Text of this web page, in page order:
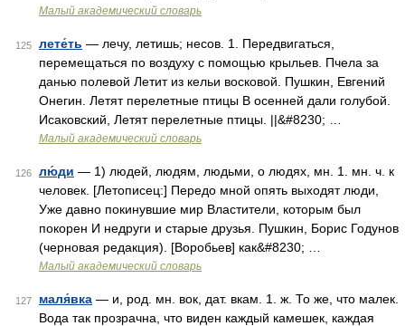
Малый академический словарь
125 лете́ть — лечу, летишь; несов. 1. Передвигаться,
перемещаться по воздуху с помощью крыльев. Пчела за
данью полевой Летит из кельи восковой. Пушкин, Евгений
Онегин. Летят перелетные птицы В осенней дали голубой.
Исаковский, Летят перелетные птицы. ||&#8230; …
Малый академический словарь
126 лю́ди — 1) людей, людям, людьми, о людях, мн. 1. мн. ч. к
человек. [Летописец:] Передо мной опять выходят люди,
Уже давно покинувшие мир Властители, которым был
покорен И недруги и старые друзья. Пушкин, Борис Годунов
(черновая редакция). [Воробьев] как&#8230; …
Малый академический словарь
127 маля́вка — и, род. мн. вок, дат. вкам. 1. ж. То же, что малек.
Вода так прозрачна, что виден каждый камешек, каждая